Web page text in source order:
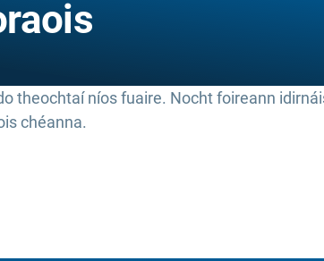
theochtaí níos fuaire. Nocht foireann
chéanna.